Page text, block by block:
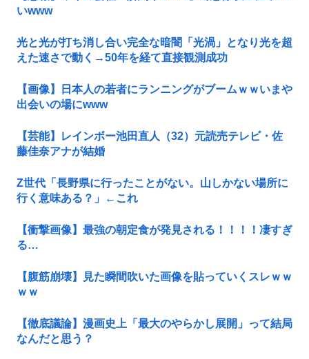
いwww
光と光が打ち消し合い完全な暗闇「光渦」となり光を超
えた速さで動く→50年を経て直接観測成功
【画像】日本人の若者にランニングがブームｗｗいまや
出会いの場にwww
【芸能】レインボー池田直人（32）元読売テレビ・佐
藤佳奈アナが結婚
Z世代「長野県に行ったことがない。山しかない場所に
行く意味ある？」←これ
【衝撃画像】最強の朝定食が発見される！！！！凄すぎ
る…
【腹筋崩壊】見た瞬間吹いた画像を貼っていくスレｗｗ
ｗｗ
【徹底議論】漫画史上「最大のやらかし展開」って結局
なんだと思う？